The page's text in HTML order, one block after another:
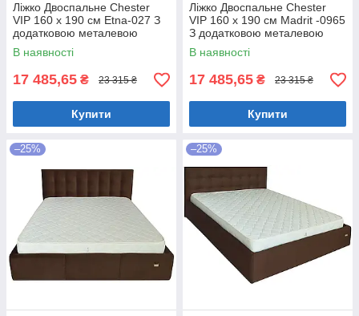
Ліжко Двоспальне Chester
VIP 160 х 190 см Etna-027 З
додатковою металевою
цільнозварною рамою
Коричневий
В наявності
17 485,65 ₴ 23 315 ₴
Купити
Ліжко Двоспальне Chester
VIP 160 х 190 см Madrit -0965
З додатковою металевою
цільнозварною рамою
Фіолетовий
В наявності
17 485,65 ₴ 23 315 ₴
Купити
–25% –25%